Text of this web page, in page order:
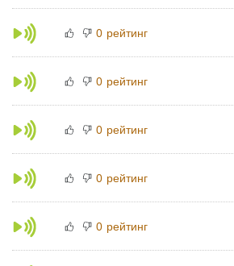
0 рейтинг
0 рейтинг
0 рейтинг
0 рейтинг
0 рейтинг